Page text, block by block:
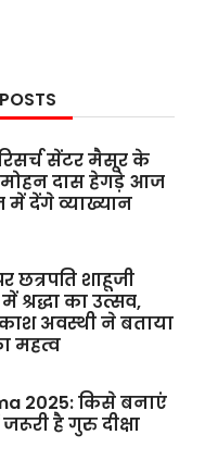
सेंटर मैसूर के
मोहन दास हेगड़े आज
में देंगे व्याख्यान
छत्रपति शाहूजी
में श्रद्धा का उत्सव,
अवस्थी ने बताया
महत्व
2025: किसे बनाएं
है गुरु दीक्षा